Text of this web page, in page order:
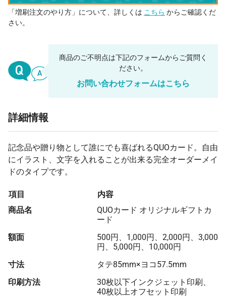
「増刷注文のやり方」について、詳しくは こちら からご確認くだ
さい。
商品のご不明点は下記のフォームからご質問く
ださい。
お問い合わせフォームはこちら
詳細情報
記念品や贈り物として誰にでも喜ばれるQUOカード。自由
にイラスト、文字を入れることが出来る完全オーダーメイ
ドのタイプです。
項目
内容
商品名
QUOカード オリジナルギフトカ
ード
額面
500円、1,000円、2,000円、3,000
円、5,000円、10,000円
寸法
タテ85mm×ヨコ57.5mm
印刷方法
30枚以下インクジェット印刷、
40枚以上オフセット印刷